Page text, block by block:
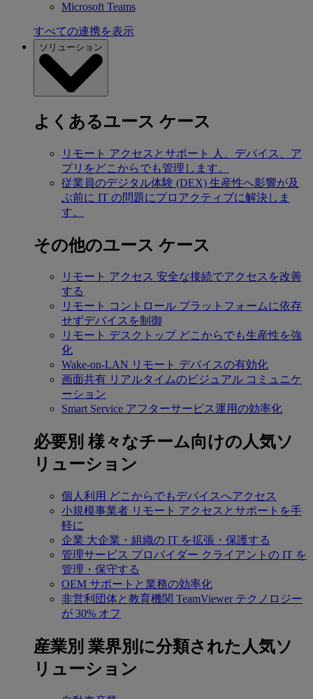
Microsoft Teams
すべての連携を表示
ソリューション
よくあるユース ケース
リモート アクセスとサポート
人、デバイス、ア
プリをどこからでも管理します。
従業員のデジタル体験 (DEX) 生産性へ影響が及
ぶ前に IT の問題にプロアクティブに解決しま
す。
その他のユース ケース
リモート アクセス 安全な接続でアクセスを改善
する
リモート コントロール プラットフォームに依存
せずデバイスを制御
リモート デスクトップ どこからでも生産性を強
化
Wake-on-LAN リモート デバイスの有効化
画面共有 リアルタイムのビジュアル コミュニケ
ーション
Smart Service アフターサービス運用の効率化
必要別 様々なチーム向けの人気ソ
リューション
個人利用 どこからでもデバイスへアクセス
小規模事業者 リモート アクセスとサポートを手
軽に
企業 大企業・組織の IT を拡張・保護する
管理サービス プロバイダー クライアントの IT を
管理・保守する
OEM サポートと業務の効率化
非営利団体と教育機関 TeamViewer テクノロジー
が 30% オフ
産業別 業界別に分類された人気ソ
リューション